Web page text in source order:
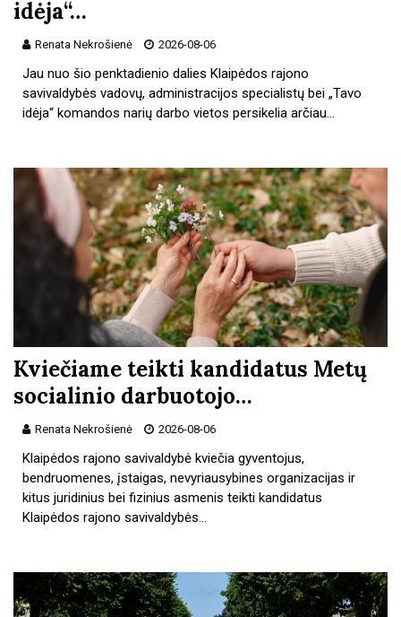
idėja“…
Renata Nekrošienė 2026-08-06
Jau nuo šio penktadienio dalies Klaipėdos rajono
savivaldybės vadovų, administracijos specialistų bei „Tavo
idėja“ komandos narių darbo vietos persikelia arčiau…
Kviečiame teikti kandidatus Metų
socialinio darbuotojo…
Renata Nekrošienė 2026-08-06
Klaipėdos rajono savivaldybė kviečia gyventojus,
bendruomenes, įstaigas, nevyriausybines organizacijas ir
kitus juridinius bei fizinius asmenis teikti kandidatus
Klaipėdos rajono savivaldybės…